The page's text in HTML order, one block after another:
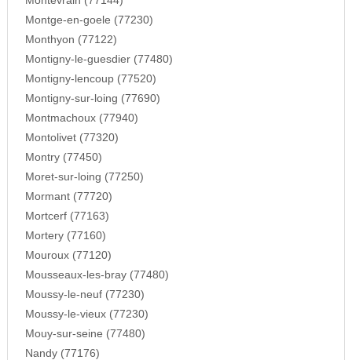
Montge-en-goele (77230)
Monthyon (77122)
Montigny-le-guesdier (77480)
Montigny-lencoup (77520)
Montigny-sur-loing (77690)
Montmachoux (77940)
Montolivet (77320)
Montry (77450)
Moret-sur-loing (77250)
Mormant (77720)
Mortcerf (77163)
Mortery (77160)
Mouroux (77120)
Mousseaux-les-bray (77480)
Moussy-le-neuf (77230)
Moussy-le-vieux (77230)
Mouy-sur-seine (77480)
Nandy (77176)